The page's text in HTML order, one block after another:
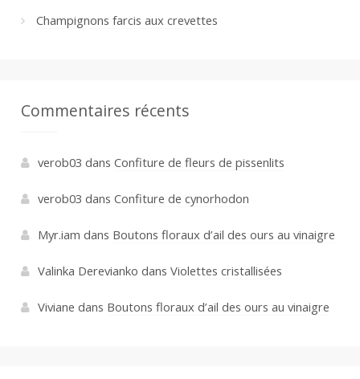
Champignons farcis aux crevettes
Commentaires récents
verob03 dans Confiture de fleurs de pissenlits
verob03 dans Confiture de cynorhodon
Myr.iam dans Boutons floraux d’ail des ours au vinaigre
Valinka Derevianko dans Violettes cristallisées
Viviane dans Boutons floraux d’ail des ours au vinaigre